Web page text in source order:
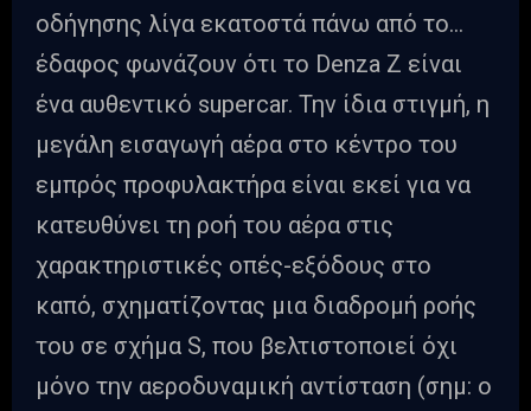
οδήγησης λίγα εκατοστά πάνω από το…
έδαφος φωνάζουν ότι το Denza Z είναι
ένα αυθεντικό supercar. Την ίδια στιγμή, η
μεγάλη εισαγωγή αέρα στο κέντρο του
εμπρός προφυλακτήρα είναι εκεί για να
κατευθύνει τη ροή του αέρα στις
χαρακτηριστικές οπές-εξόδους στο
καπό, σχηματίζοντας μια διαδρομή ροής
του σε σχήμα S, που βελτιστοποιεί όχι
μόνο την αεροδυναμική αντίσταση (σημ: ο